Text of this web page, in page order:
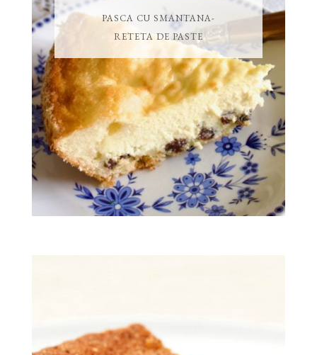
PASCA CU SMANTANA-
RETETA DE PASTE